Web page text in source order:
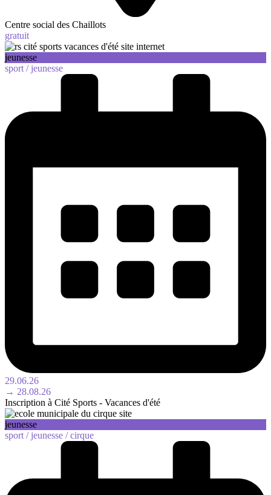
Centre social des Chaillots
gratuit
jeunesse
sport /jeunesse
29.06.26
→ 28.08.26
Inscription à Cité Sports - Vacances d'été
jeunesse
sport /jeunesse /cirque